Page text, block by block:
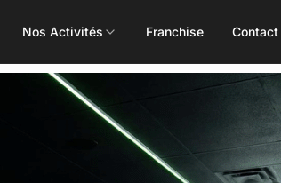
Nos Activités Franchise Contact